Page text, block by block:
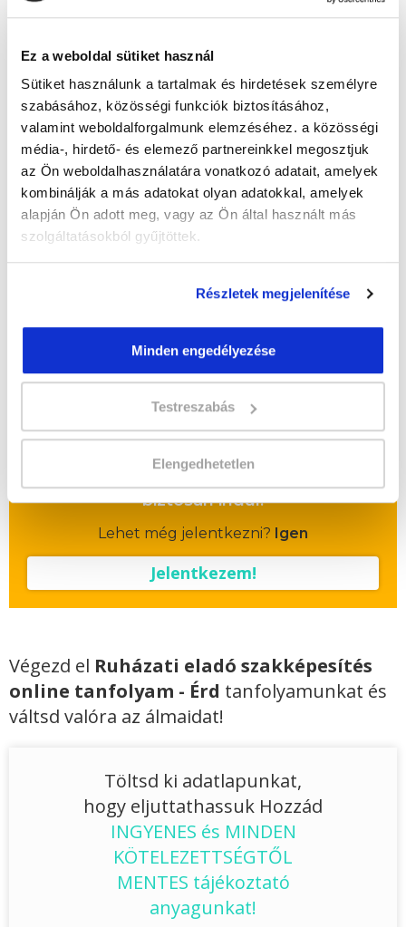
Ez a weboldal sütiket használ
Sütiket használunk a tartalmak és hirdetések személyre
szabásához, közösségi funkciók biztosításához,
valamint weboldalforgalmunk elemzéséhez. a közösségi
média-, hirdető- és elemező partnereinkkel megosztjuk
az Ön weboldalhasználatára vonatkozó adatait, amelyek
kombinálják a más adatokat olyan adatokkal, amelyek
alapján Ön adott meg, vagy az Ön által használt más
szolgáltatásokból gyűjtöttek.
Részletek megjelenítése
Minden engedélyezése
Testreszabás
Elengedhetetlen
+36302262580
" M " csoport
47 nap az indulásig!
Időtartam:3 hónap
2026-09-23
hallgatónk részére ajándék Pénztárgép helyes
Vizsgadíj várható összege
A csoport a meghirdetett időpontban
biztosan indul!
Lehet még jelentkezni? Igen
Jelentkezem!
Végezd el Ruházati eladó szakképesítés
online tanfolyam - Érd tanfolyamunkat és
váltsd valóra az álmaidat!
Töltsd ki adatlapunkat,
hogy eljuttathassuk Hozzád
INGYENES és MINDEN
KÖTELEZETTSÉGTŐL
MENTES tájékoztató
anyagunkat!